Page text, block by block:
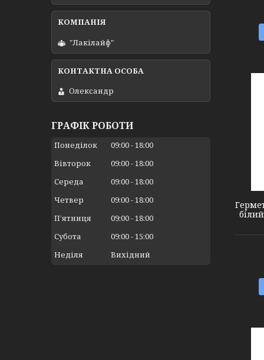
2732221
"Лакілайф"
Олександр
ГРАФІК РОБОТИ
Понеділок 09:00 18:00
Вівторок
09:00 18:00
Середа
09:00 18:00
Четвер
09:00 18:00
Пʼятниця
09:00 18:00
Субота
09:00 15:00
Неділя
Вихідний